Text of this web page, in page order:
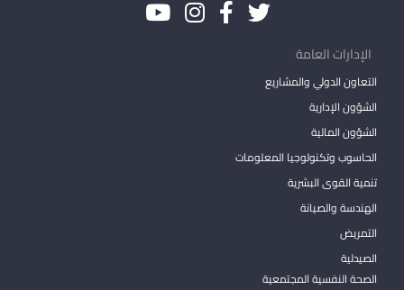
الإدارات العامة
التعاون الدولي والمشاريع
الشؤون الإدارية
الشؤون المالية
الحاسوب وتكنولوجيا المعلومات
تنمية القوى البشرية
الهندسة والصيانة
التمريض
الصيدلية
الصحة النفسية المجتمعية